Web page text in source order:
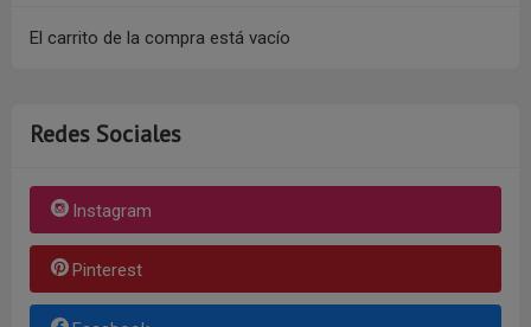
El carrito de la compra está vacío
Redes Sociales
Instagram
Pinterest